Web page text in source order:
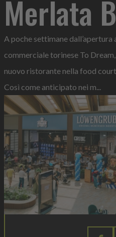
Merlata
A poche settimane
commerciale torinese To
nuovo ristorante nella food
Così come anticipato nei m...